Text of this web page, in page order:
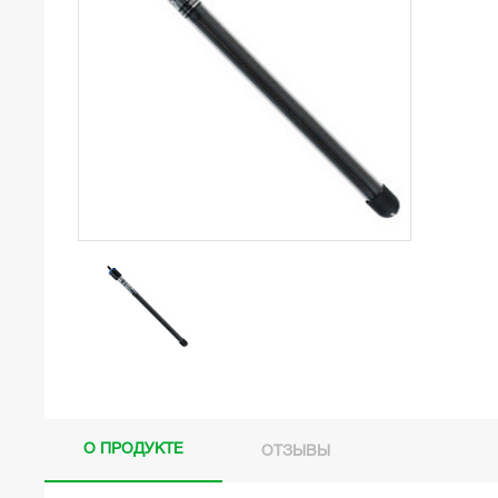
О ПРОДУКТЕ ОТЗЫВЫ